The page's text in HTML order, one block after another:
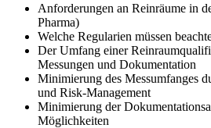
Anforderungen an Reinräume in
Pharma)
Welche Regularien müssen
Der Umfang einer
Messungen und Dokumentation
Minimierung des Messumfanges
und Risk-Management
Minimierung der
Möglichkeiten